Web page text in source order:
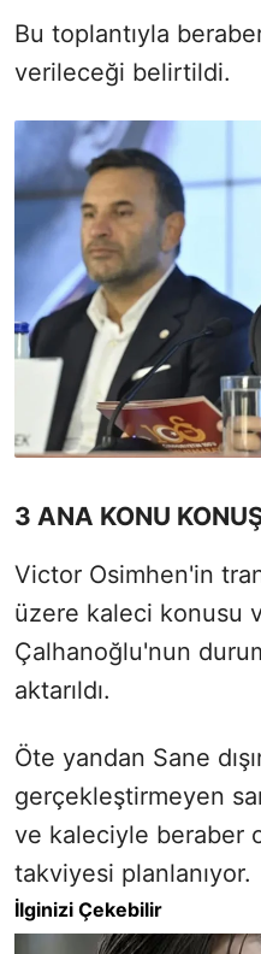
Bu toplantıyla
verileceği belirtildi.
3 ANA KONU
Victor Osimhen'in
üzere kaleci konusu
Çalhanoğlu'nun
aktarıldı.
Öte yandan Sane
gerçekleştirmeyen
ve kaleciyle beraber
takviyesi planlanıyor.